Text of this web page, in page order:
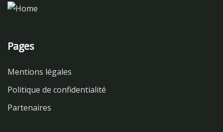
Pages
Mentions légales
Politique de confidentialité
Partenaires